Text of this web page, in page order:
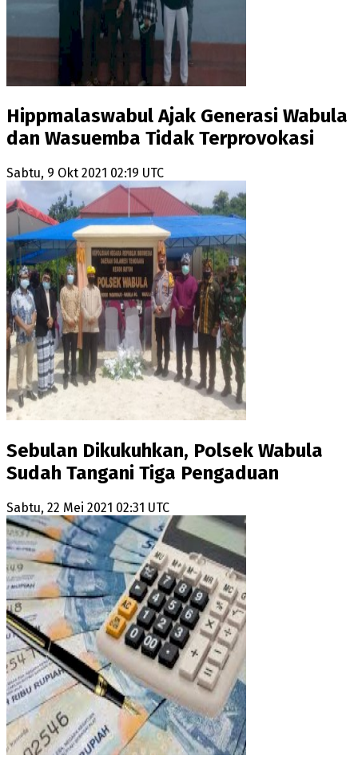
Hippmalaswabul Ajak Generasi Wabula
dan Wasuemba Tidak Terprovokasi
Sabtu, 9 Okt 2021 02:19 UTC
Sebulan Dikukuhkan, Polsek Wabula
Sudah Tangani Tiga Pengaduan
Sabtu, 22 Mei 2021 02:31 UTC